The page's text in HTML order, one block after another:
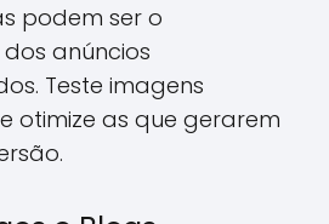
podem ser o
anúncios
Teste imagens
otimize as que gerarem